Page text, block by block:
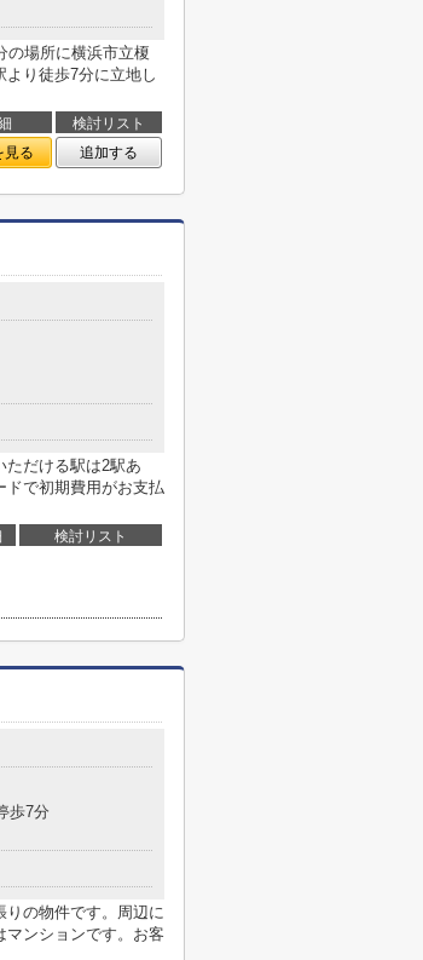
の場所に横浜市立榎
り徒歩7分に立地し
検討リスト
見る 追加する
だける駅は2駅あ
で初期費用がお支払
検討リスト
歩7分
りの物件です。周辺に
マンションです。お客